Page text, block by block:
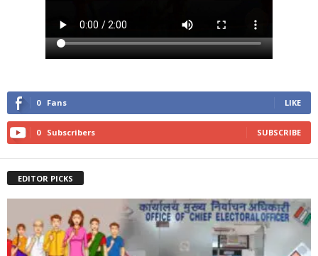
0 Fans LIKE
0 Subscribers SUBSCRIBE
EDITOR PICKS